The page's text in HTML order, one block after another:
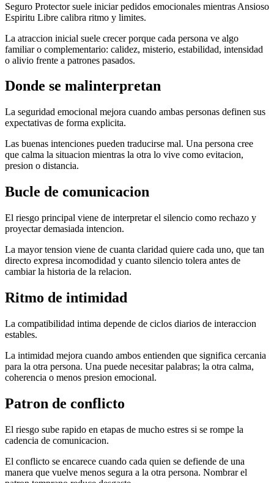
Seguro Protector suele iniciar pedidos emocionales mientras Ansioso
Espiritu Libre calibra ritmo y limites.
La atraccion inicial suele crecer porque cada persona ve algo
familiar o complementario: calidez, misterio, estabilidad, intensidad
o alivio frente a patrones pasados.
Donde se malinterpretan
La seguridad emocional mejora cuando ambas personas definen sus
expectativas de forma explicita.
Las buenas intenciones pueden traducirse mal. Una persona cree
que calma la situacion mientras la otra lo vive como evitacion,
presion o distancia.
Bucle de comunicacion
El riesgo principal viene de interpretar el silencio como rechazo y
proyectar demasiada intencion.
La mayor tension viene de cuanta claridad quiere cada uno, que tan
directo expresa incomodidad y cuanto silencio tolera antes de
cambiar la historia de la relacion.
Ritmo de intimidad
La compatibilidad intima depende de ciclos diarios de interaccion
estables.
La intimidad mejora cuando ambos entienden que significa cercania
para la otra persona. Una puede necesitar palabras; la otra calma,
coherencia o menos presion emocional.
Patron de conflicto
El riesgo sube rapido en etapas de mucho estres si se rompe la
cadencia de comunicacion.
El conflicto se encarece cuando cada quien se defiende de una
manera que vuelve menos segura a la otra persona. Nombrar el